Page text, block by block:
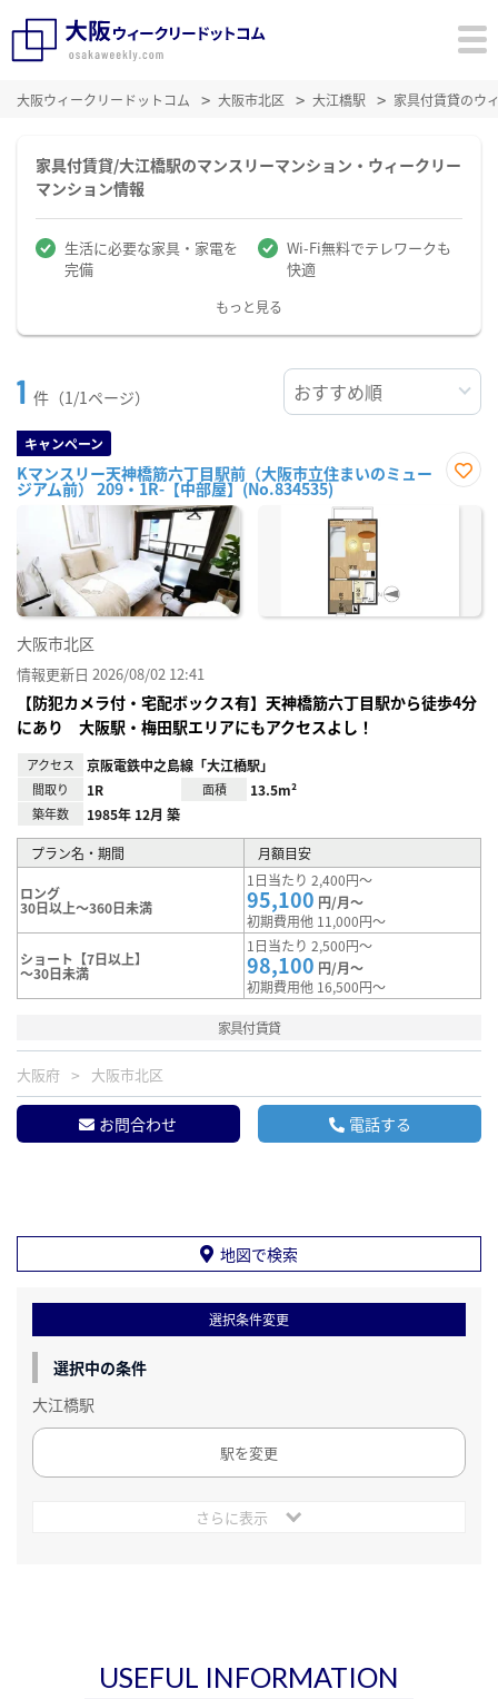
大阪ウィークリードットコム 大阪市北区 大江橋駅 家具付賃貸のウ
家具付賃貸/大江橋駅のマンスリーマンション・ウィークリー
マンション情報
生活に必要な家具・家電を
完備
Wi-Fi無料でテレワークも
快適
もっと見る
1 件（1/1ページ）
キャンペーン
Kマンスリー天神橋筋六丁目駅前（大阪市立住まいのミュー
ジアム前） 209・1R-【中部屋】(No.834535)
に入
大阪市北区
情報更新日 2026/08/02 12:41
【防犯カメラ付・宅配ボックス有】天神橋筋六丁目駅から徒歩4分
にあり 大阪駅・梅田駅エリアにもアクセスよし！
アクセス 京阪電鉄中之島線「大江橋駅」
間取り 1R 面積 13.5m²
築年数 1985年 12月 築
プラン名・期間 月額目安
ロング
30日以上～360日未満
1日当たり 2,400円～
95,100 円/月～
初期費用他 11,000円～
ショート【7日以上】
～30日未満
1日当たり 2,500円～
98,100 円/月～
初期費用他 16,500円～
家具付賃貸
大阪府 大阪市北区
お問合わせ 電話する
地図で検索
選択条件変更
選択中の条件
大江橋駅
駅を変更
さらに表示
USEFUL INFORMATION